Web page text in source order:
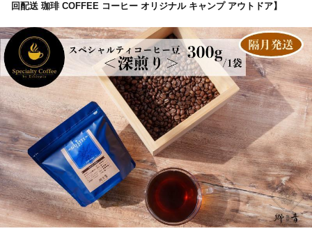
回配送 珈琲 COFFEE コーヒー オリジナル キャンプ アウトドア】